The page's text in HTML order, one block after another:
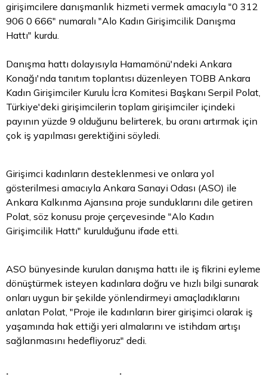
girişimcilere danışmanlık hizmeti vermek amacıyla "0 312
906 0 666" numaralı "Alo Kadın Girişimcilik Danışma
Hattı" kurdu.
Danışma hattı dolayısıyla Hamamönü'ndeki Ankara
Konağı'nda tanıtım toplantısı düzenleyen TOBB Ankara
Kadın Girişimciler Kurulu İcra Komitesi Başkanı Serpil Polat,
Türkiye'deki girişimcilerin toplam girişimciler içindeki
payının yüzde 9 olduğunu belirterek, bu oranı artırmak için
çok iş yapılması gerektiğini söyledi.
Girişimci kadınların desteklenmesi ve onlara yol
gösterilmesi amacıyla Ankara Sanayi Odası (ASO) ile
Ankara Kalkınma Ajansına proje sunduklarını dile getiren
Polat, söz konusu proje çerçevesinde "Alo Kadın
Girişimcilik Hattı" kurulduğunu ifade etti.
ASO bünyesinde kurulan danışma hattı ile iş fikrini eyleme
dönüştürmek isteyen kadınlara doğru ve hızlı bilgi sunarak
onları uygun bir şekilde yönlendirmeyi amaçladıklarını
anlatan Polat, "Proje ile kadınların birer girişimci olarak iş
yaşamında hak ettiği yeri almalarını ve istihdam artışı
sağlanmasını hedefliyoruz" dedi.